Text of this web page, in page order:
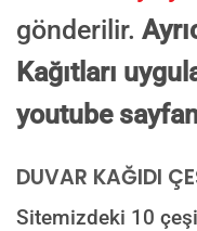
gönderilir.
Kağıtları
youtube
DUVAR KAĞIDI
Sitemizdeki 10